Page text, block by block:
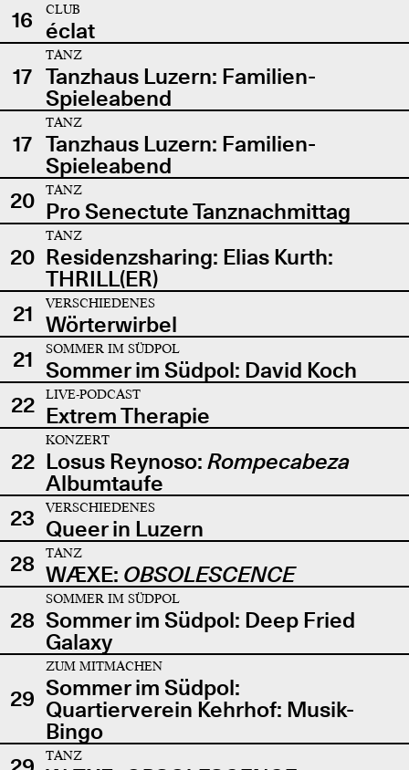
16
CLUB
éclat
17
TANZ
Tanzhaus Luzern: Familien-
Spieleabend
17
TANZ
Tanzhaus Luzern: Familien-
Spieleabend
20
TANZ
Pro Senectute Tanznachmittag
20
TANZ
Residenzsharing: Elias Kurth:
THRILL(ER)
21
VERSCHIEDENES
Wörterwirbel
21
SOMMER IM SÜDPOL
Sommer im Südpol: David Koch
22
LIVE-PODCAST
Extrem Therapie
22
KONZERT
Losus Reynoso: Rompecabeza
Albumtaufe
23
VERSCHIEDENES
Queer in Luzern
28
TANZ
WÆXE: OBSOLESCENCE
28
SOMMER IM SÜDPOL
Sommer im Südpol: Deep Fried
Galaxy
29
ZUM MITMACHEN
Sommer im Südpol:
Quartierverein Kehrhof: Musik-
Bingo
TANZ